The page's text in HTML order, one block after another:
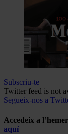
Subscriu-te
Twitter feed is not
Segueix-nos a
Accedeix a
aquí